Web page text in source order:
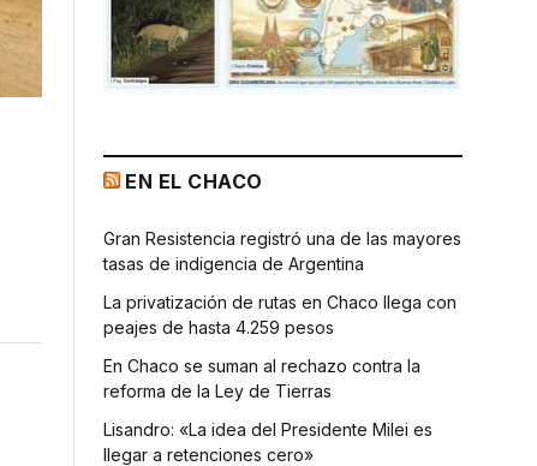
EN EL CHACO
Gran Resistencia registró una de las mayores
tasas de indigencia de Argentina
La privatización de rutas en Chaco llega con
peajes de hasta 4.259 pesos
En Chaco se suman al rechazo contra la
reforma de la Ley de Tierras
Lisandro: «La idea del Presidente Milei es
llegar a retenciones cero»